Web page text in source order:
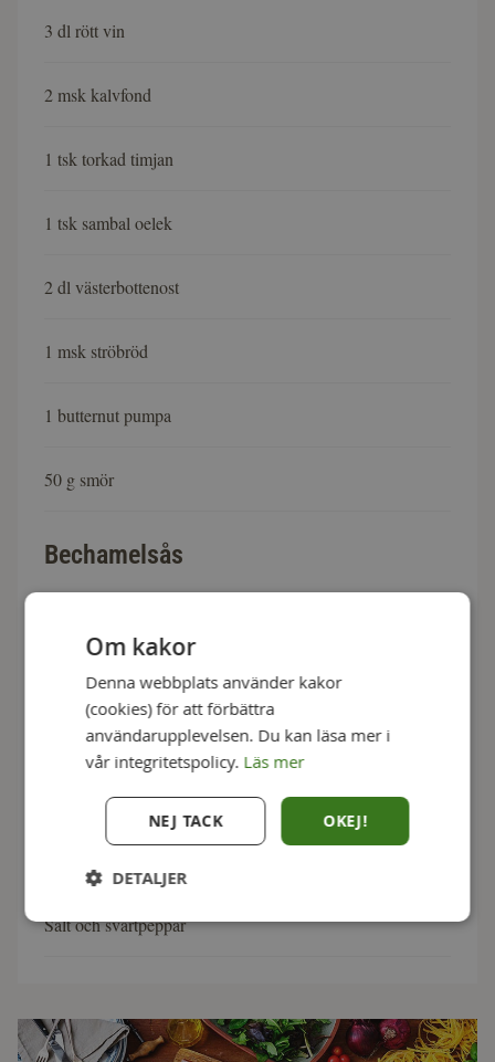
3 dl rött vin
2 msk kalvfond
1 tsk torkad timjan
1 tsk sambal oelek
2 dl västerbottenost
1 msk ströbröd
1 butternut pumpa
50 g smör
Bechamelsås
150 g smör
3 msk vetemjöl
Salt och svartpeppar
Om kakor
Denna webbplats använder kakor
(cookies) för att förbättra
användarupplevelsen. Du kan läsa mer i
vår integritetspolicy. Läs mer
OKEJ!
NEJ TACK
DETALJER